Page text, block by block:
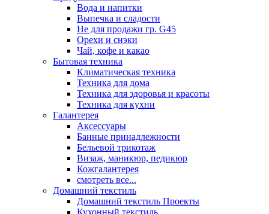
Вода и напитки
Выпечка и сладости
Не для продажи гр. G45
Орехи и снэки
Чай, кофе и какао
Бытовая техника
Климатическая техника
Техника для дома
Техника для здоровья и красоты
Техника для кухни
Галантерея
Аксессуары
Банные принадлежности
Бельевой трикотаж
Визаж, маникюр, педикюр
Кожгалантерея
смотреть все...
Домашний текстиль
Домашний текстиль Проекты
Кухонный текстиль